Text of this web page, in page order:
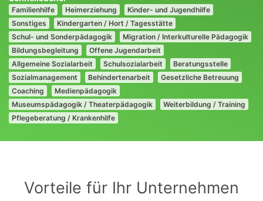
Familienhilfe Heimerziehung
Kinder- und Jugendhilfe
Sonstiges
Kindergarten / Hort / Tagesstätte
Schul- und Sonderpädagogik
Migration / Interkulturelle Pädagogik
Bildungsbegleitung
Offene Jugendarbeit
Allgemeine Sozialarbeit
Schulsozialarbeit
Beratungsstelle
Sozialmanagement
Behindertenarbeit
Gesetzliche Betreuung
Coaching
Medienpädagogik
Museumspädagogik / Theaterpädagogik
Weiterbildung / Training
Pflegeberatung / Krankenhilfe
Vorteile für Ihr Unternehmen